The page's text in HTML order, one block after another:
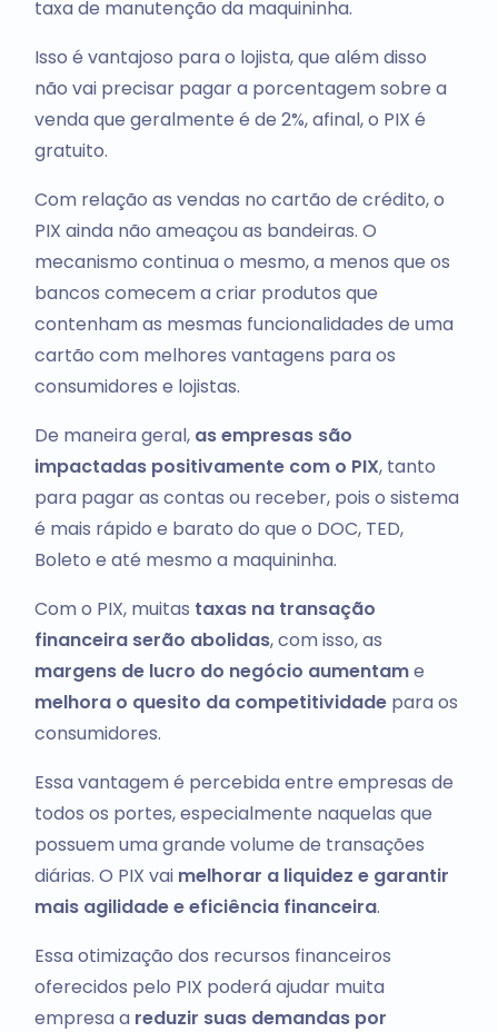
taxa de manutenção da maquininha.
Isso é vantajoso para o lojista, que além disso
não vai precisar pagar a porcentagem sobre a
venda que geralmente é de 2%, afinal, o PIX é
gratuito.
Com relação as vendas no cartão de crédito, o
PIX ainda não ameaçou as bandeiras. O
mecanismo continua o mesmo, a menos que os
bancos comecem a criar produtos que
contenham as mesmas funcionalidades de uma
cartão com melhores vantagens para os
consumidores e lojistas.
De maneira geral, as empresas são
impactadas positivamente com o PIX, tanto
para pagar as contas ou receber, pois o sistema
é mais rápido e barato do que o DOC, TED,
Boleto e até mesmo a maquininha.
Com o PIX, muitas taxas na transação
financeira serão abolidas, com isso, as
margens de lucro do negócio aumentame
melhora o quesito da competitividadepara os
consumidores.
Essa vantagem é percebida entre empresas de
todos os portes, especialmente naquelas que
possuem uma grande volume de transações
diárias. O PIX vai melhorar a liquidez e garantir
mais agilidade e eficiência financeira.
Essa otimização dos recursos financeiros
oferecidos pelo PIX poderá ajudar muita
empresa areduzir suas demandas por